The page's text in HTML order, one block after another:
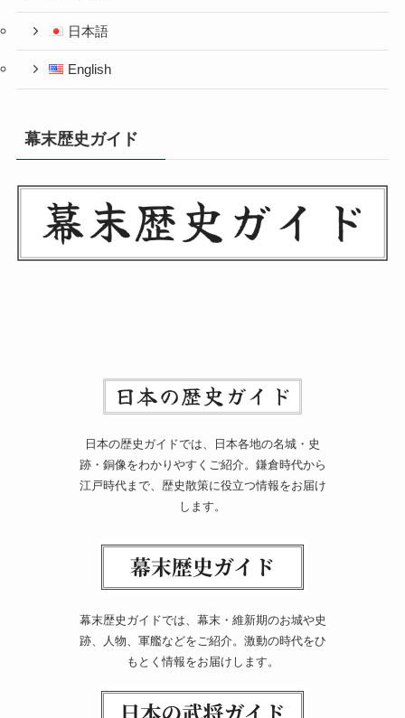
日本語
English
幕末歴史ガイド
日本の歴史ガイドでは、日本各地の名城・史
跡・銅像をわかりやすくご紹介。鎌倉時代から
江戸時代まで、歴史散策に役立つ情報をお届け
します。
幕末歴史ガイドでは、幕末・維新期のお城や史
跡、人物、軍艦などをご紹介。激動の時代をひ
もとく情報をお届けします。